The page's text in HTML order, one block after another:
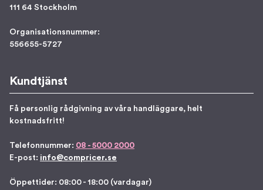
111 64 Stockholm
Organisationsnummer:
556655-5727
Kundtjänst
Få personlig rådgivning av våra handläggare, helt
kostnadsfritt!
Telefonnummer: 08 - 5000 2000
E-post: info@compricer.se
Öppettider: 08:00 - 18:00 (vardagar)